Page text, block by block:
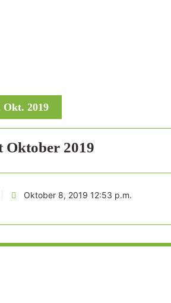
Okt. 2019
2019
Oktober 8, 2019 12:53 p.m.